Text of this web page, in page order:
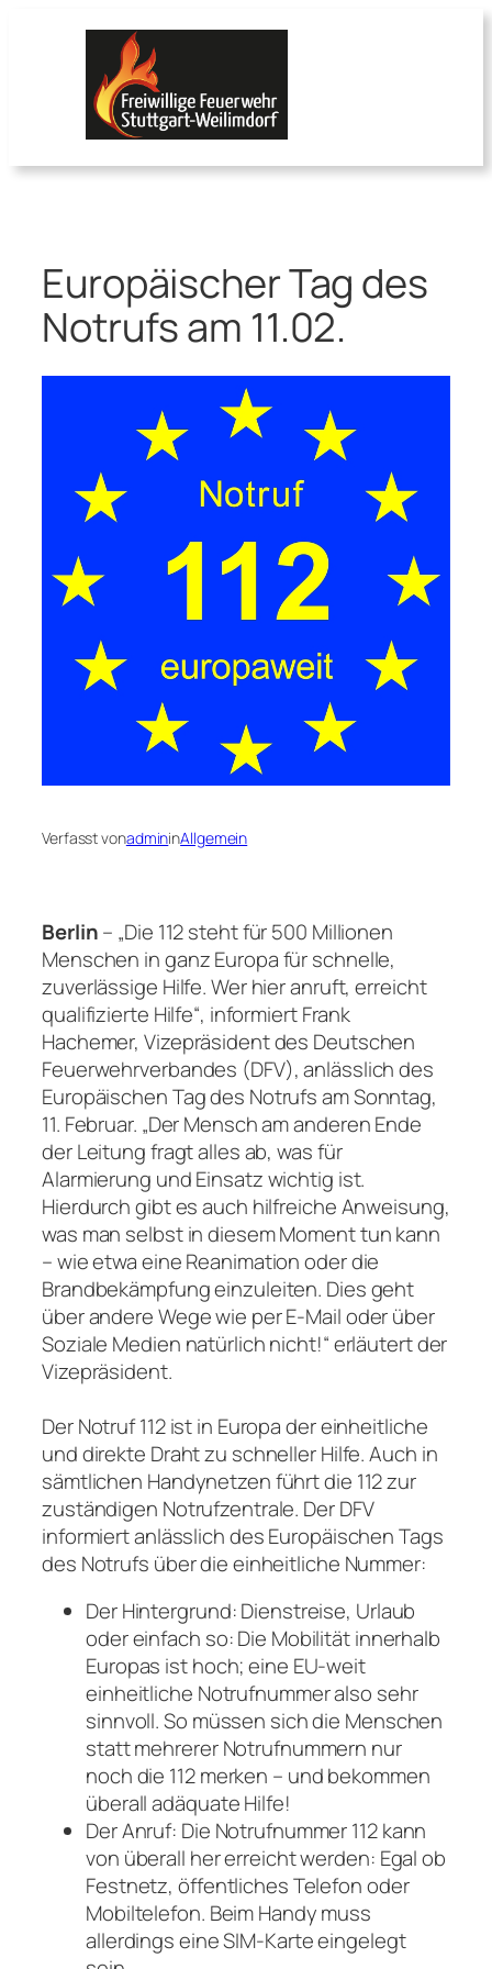
Europäischer Tag des
Notrufs am 11.02.
Verfasst vonadmininAllgemein
Berlin– „Die 112 steht für 500 Millionen
Menschen in ganz Europa für schnelle,
zuverlässige Hilfe. Wer hier anruft, erreicht
qualifizierte Hilfe“, informiert Frank
Hachemer, Vizepräsident des Deutschen
Feuerwehrverbandes (DFV), anlässlich des
Europäischen Tag des Notrufs am Sonntag,
11. Februar. „Der Mensch am anderen Ende
der Leitung fragt alles ab, was für
Alarmierung und Einsatz wichtig ist.
Hierdurch gibt es auch hilfreiche Anweisung,
was man selbst in diesem Moment tun kann
– wie etwa eine Reanimation oder die
Brandbekämpfung einzuleiten. Dies geht
über andere Wege wie per E-Mail oder über
Soziale Medien natürlich nicht!“ erläutert der
Vizepräsident.
Der Notruf 112 ist in Europa der einheitliche
und direkte Draht zu schneller Hilfe. Auch in
sämtlichen Handynetzen führt die 112 zur
zuständigen Notrufzentrale. Der DFV
informiert anlässlich des Europäischen Tags
des Notrufs über die einheitliche Nummer:
Der Hintergrund: Dienstreise, Urlaub
oder einfach so: Die Mobilität innerhalb
Europas ist hoch; eine EU-weit
einheitliche Notrufnummer also sehr
sinnvoll. So müssen sich die Menschen
statt mehrerer Notrufnummern nur
noch die 112 merken – und bekommen
überall adäquate Hilfe!
Der Anruf: Die Notrufnummer 112 kann
von überall her erreicht werden: Egal ob
Festnetz, öffentliches Telefon oder
Mobiltelefon. Beim Handy muss
allerdings eine SIM-Karte eingelegt